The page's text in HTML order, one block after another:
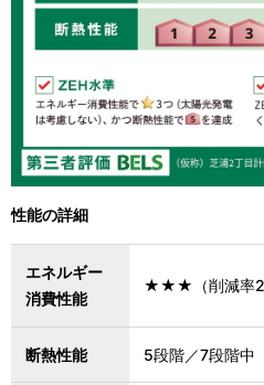
性能の詳細
エネルギー
消費性能
★★★（削減率20
断熱性能 5段階／7段階中